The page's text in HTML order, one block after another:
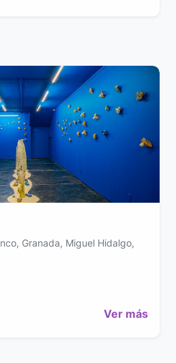
Granada, Miguel Hidalgo,
Ver más